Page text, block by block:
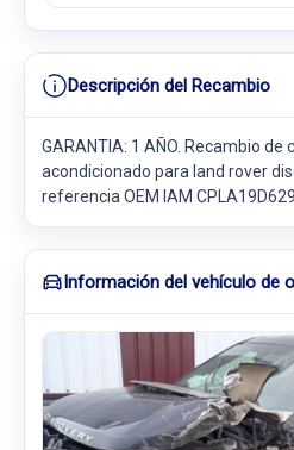
Descripción del Recambio
GARANTIA: 1 AÑO. Recambio de
acondicionado para land rover
referencia OEM IAM
Información del vehículo de